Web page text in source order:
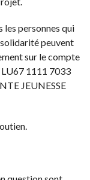
les personnes qui
peuvent
sur le compte
1111 7033
JEUNESSE